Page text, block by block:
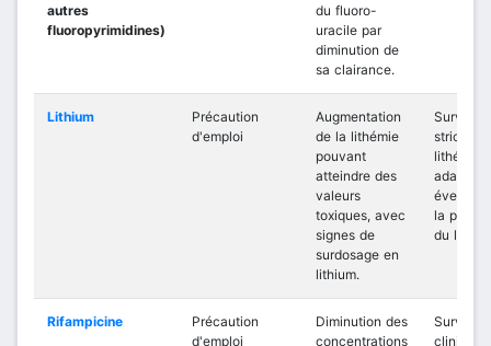
autres
fluoropyrimidines)
du fluoro-
uracile par
diminution de
sa clairance.
Lithium
Précaution
d'emploi
Augmentation
de la lithémie
pouvant
atteindre des
valeurs
toxiques, avec
signes de
surdosage en
lithium.
stricte
lithémie
la
du
Rifampicine
Précaution
d'emploi
Diminution des
concentrations
clinique